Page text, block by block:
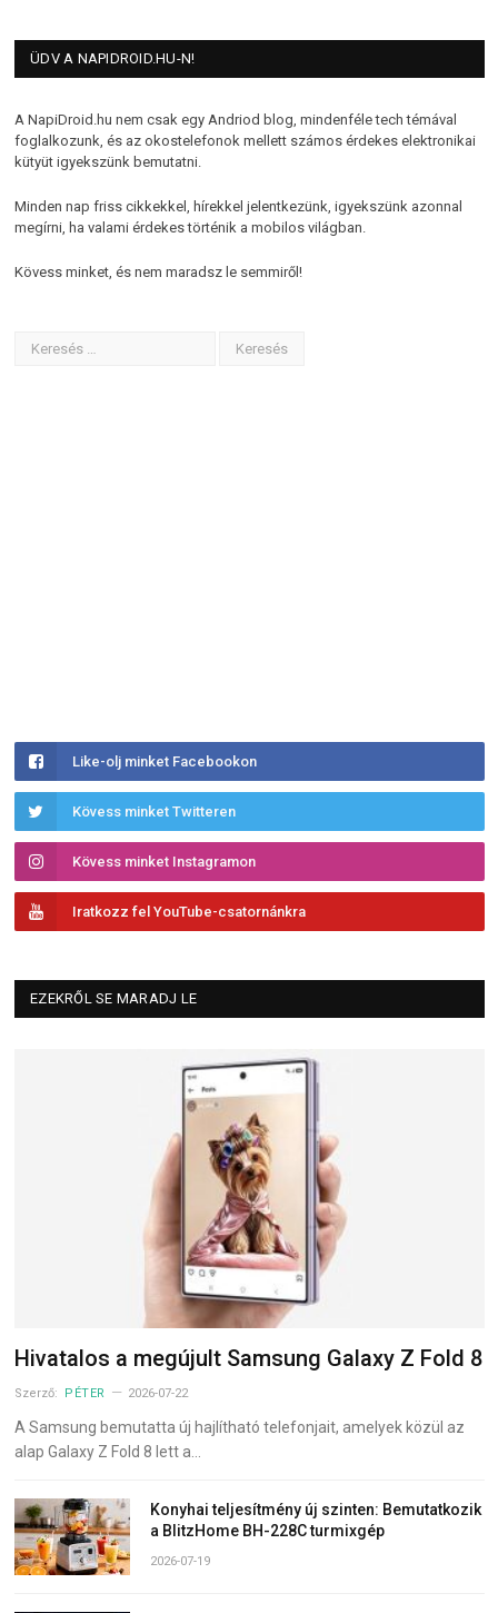
ÜDV A NAPIDROID.HU-N!
A NapiDroid.hu nem csak egy Andriod blog, mindenféle tech témával
foglalkozunk, és az okostelefonok mellett számos érdekes elektronikai
kütyüt igyekszünk bemutatni.
Minden nap friss cikkekkel, hírekkel jelentkezünk, igyekszünk azonnal
megírni, ha valami érdekes történik a mobilos világban.
Kövess minket, és nem maradsz le semmiről!
Like-olj minket Facebookon
Kövess minket Twitteren
Kövess minket Instagramon
Iratkozz fel YouTube-csatornánkra
EZEKRŐL SE MARADJ LE
Hivatalos a megújult Samsung Galaxy Z Fold 8
Szerző: PÉTER 2026-07-22
A Samsung bemutatta új hajlítható telefonjait, amelyek közül az
alap Galaxy Z Fold 8 lett a…
Konyhai teljesítmény új szinten: Bemutatkozik
a BlitzHome BH-228C turmixgép
2026-07-19